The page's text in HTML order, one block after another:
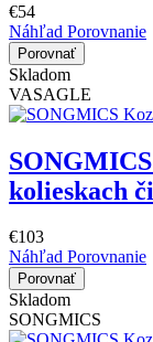
€54
Náhľad Porovnanie
Porovnať
Skladom
VASAGLE
kolieskach
€103
Náhľad Porovnanie
Porovnať
Skladom
SONGMICS